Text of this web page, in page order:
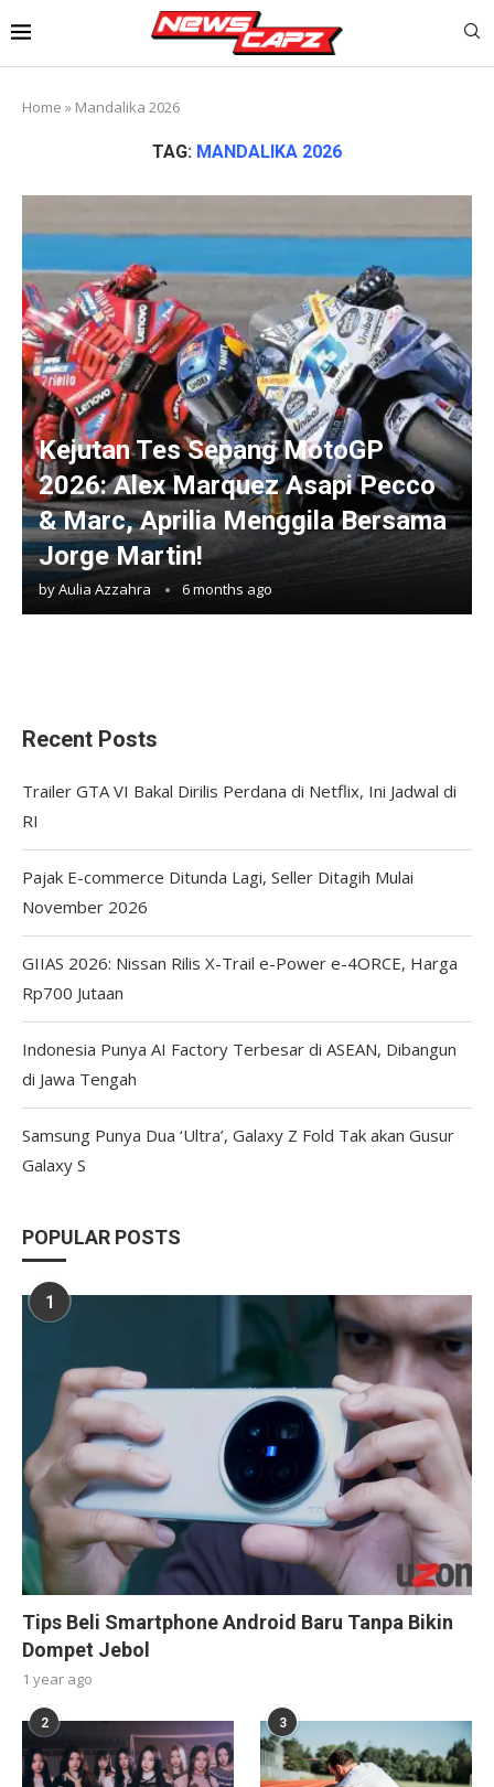
Home » Mandalika 2026
TAG: MANDALIKA 2026
Kejutan Tes Sepang MotoGP
2026: Alex Marquez Asapi Pecco
& Marc, Aprilia Menggila Bersama
Jorge Martin!
byAulia Azzahra 6 months ago
Recent Posts
Trailer GTA VI Bakal Dirilis Perdana di Netflix, Ini Jadwal di
RI
Pajak E-commerce Ditunda Lagi, Seller Ditagih Mulai
November 2026
GIIAS 2026: Nissan Rilis X-Trail e-Power e-4ORCE, Harga
Rp700 Jutaan
Indonesia Punya AI Factory Terbesar di ASEAN, Dibangun
di Jawa Tengah
Samsung Punya Dua ‘Ultra’, Galaxy Z Fold Tak akan Gusur
Galaxy S
POPULAR POSTS
1
Tips Beli Smartphone Android Baru Tanpa Bikin
Dompet Jebol
1 year ago
2 3